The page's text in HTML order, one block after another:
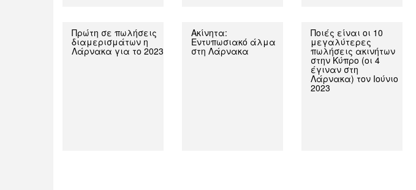
Πρώτη σε πωλήσεις
διαμερισμάτων η
Λάρνακα για το 2023
Ακίνητα:
Εντυπωσιακό άλμα
στη Λάρνακα
Ποιές είναι οι 10
μεγαλύτερες
πωλήσεις ακινήτων
στην Κύπρο (οι 4
έγιναν στη
Λάρνακα) τον Ιούνιο
2023